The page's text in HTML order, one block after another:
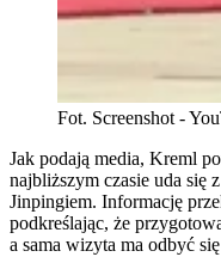
Fot. Screenshot -
Jak podają media, Kreml
najbliższym czasie uda
Jinpingiem. Informację
podkreślając, że
a sama wizyta ma odbyć